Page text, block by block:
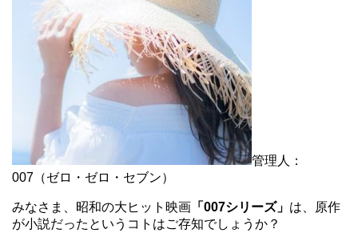
管理人：
007（ゼロ・ゼロ・セブン）
みなさま、昭和の大ヒット映画 「007シリーズ」 は、原作
が小説だったというコトはご存知でしょうか？